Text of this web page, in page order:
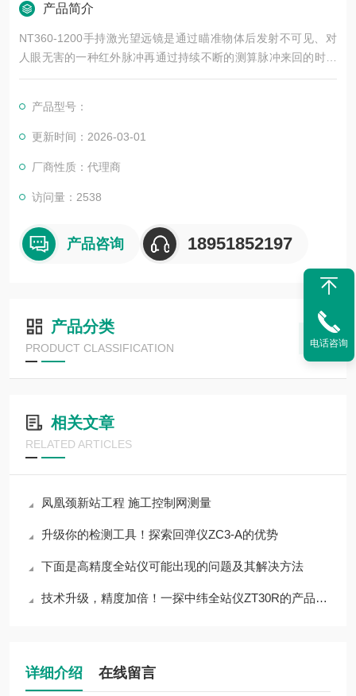
产品简介
NT360-1200手持激光望远镜是通过瞄准物体后发射不可见、对
人眼无害的一种红外脉冲再通过持续不断的测算脉冲来回的时间
从而计算出目标的准确距离。激光测量距离主要取决与目标物体
理程度、大小、目标的形状的将会直接影响物体的反射率从而影
响测距的距离。本产品除了采用的技术外*的是区别于其它产品。
产品型号：
更新时间：2026-03-01
厂商性质：代理商
访问量：2538
产品咨询 18951852197
产品分类
PRODUCT CLASSIFICATION
相关文章
RELATED ARTICLES
凤凰颈新站工程 施工控制网测量
升级你的检测工具！探索回弹仪ZC3-A的优势
下面是高精度全站仪可能出现的问题及其解决方法
技术升级，精度加倍！一探中纬全站仪ZT30R的产品特性
详细介绍 在线留言
电话咨询